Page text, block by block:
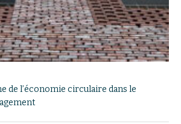
de l’économie circulaire dans le